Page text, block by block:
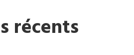
récents